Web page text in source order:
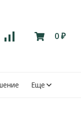
0 ₽
Еще